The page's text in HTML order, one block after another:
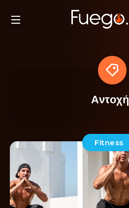
Αντοχή
Fitness